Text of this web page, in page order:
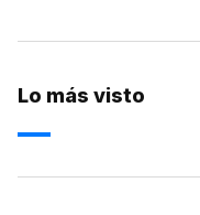
Lo más visto